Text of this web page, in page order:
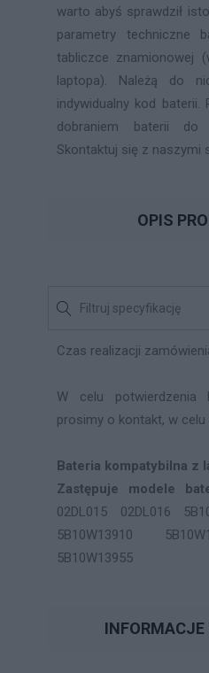
warto abyś sprawdził
parametry techniczne
tabliczce znamionowej
laptopa). Należą do
indywidualny kod
dobraniem baterii do
Skontaktuj się z naszymi
OPIS
Czas realizacji
W celu potwierdzenia
prosimy o kontakt, w celu
Bateria kompatybilna z
Zastępuje modele
02DL015 02DL016
5B10W13910
5B10W13955
INFORMACJE